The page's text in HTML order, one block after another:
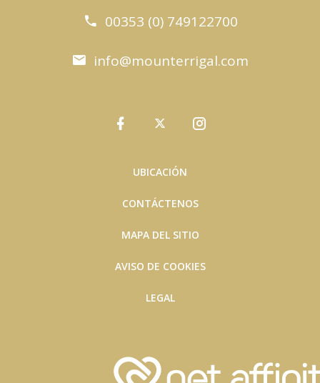
00353 (0) 749122700
info@mounterrigal.com
UBICACIÓN
CONTÁCTENOS
MAPA DEL SITIO
AVISO DE COOKIES
LEGAL